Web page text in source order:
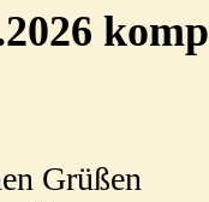
Grüßen